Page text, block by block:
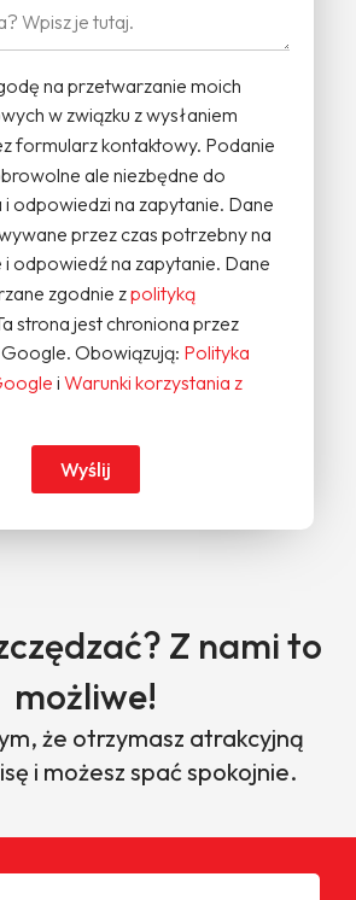
na przetwarzanie moich
w związku z wysłaniem
formularz kontaktowy. Podanie
ale niezbędne do
odpowiedzi na zapytanie. Dane
przez czas potrzebny na
odpowiedź na zapytanie. Dane
zgodnie zpolityką
strona jest chroniona przez
Obowiązują: Polityka
i Warunki korzystania z
Wyślij
Z nami to
możliwe!
że otrzymasz atrakcyjną
i możesz spać spokojnie.